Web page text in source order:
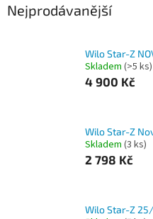
Nejprodávanější
Wilo Star-Z
Skladem (>5 ks)
4 900 Kč
Wilo Star-Z
Skladem (3 ks)
2 798 Kč
Wilo Star-Z 25/